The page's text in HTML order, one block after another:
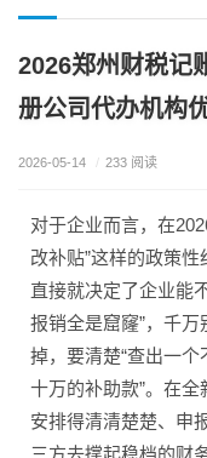
2026郑州财税记
册公司代办机构
2026-05-14 / 233 阅读
对于企业而言，在
改补贴”这样的政策性
直接就决定了企业能
报销全是窟窿”，千
掉，要清楚“查出一
十万的补助款”。在
安排得清清楚楚、申
三方去撑起稳档的财